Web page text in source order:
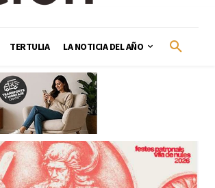
TERTULIA LA NOTICIA DEL AÑO